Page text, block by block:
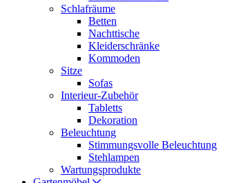
Schlafräume
Betten
Nachttische
Kleiderschränke
Kommoden
Sitze
Sofas
Interieur-Zubehör
Tabletts
Dekoration
Beleuchtung
Stimmungsvolle Beleuchtung
Stehlampen
Wartungsprodukte